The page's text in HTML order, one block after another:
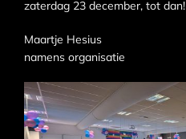
zaterdag 23 december, tot dan!
Maartje Hesius
namens organisatie